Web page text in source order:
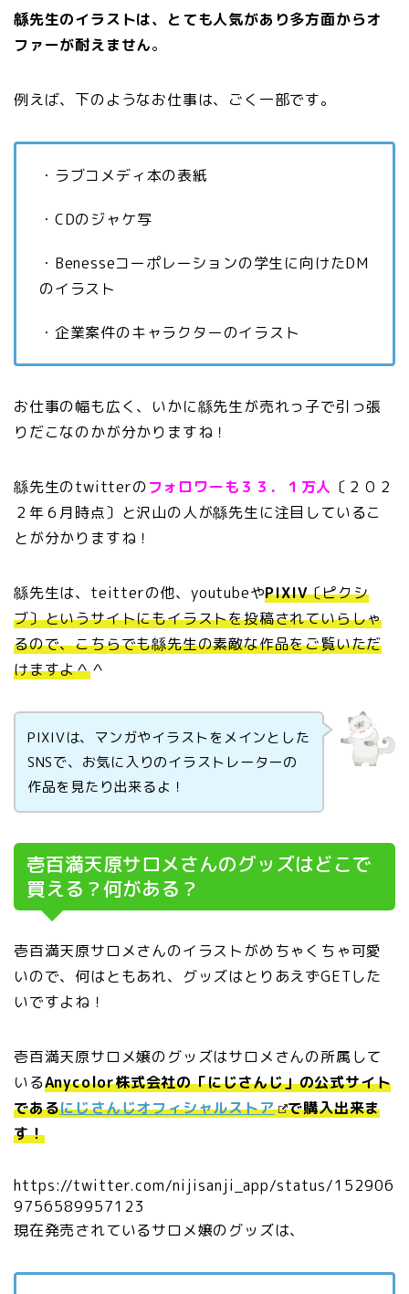
緜先生のイラストは、とても人気があり多方面からオ
ファーが耐えません。
例えば、下のようなお仕事は、ごく一部です。
・ラブコメディ本の表紙
・CDのジャケ写
・Benesseコーポレーションの学生に向けたDM
のイラスト
・企業案件のキャラクターのイラスト
お仕事の幅も広く、いかに緜先生が売れっ子で引っ張
りだこなのかが分かりますね！
緜先生のtwitterのフォロワーも３３．１万人 〔２０２
２年６月時点〕と沢山の人が緜先生に注目しているこ
とが分かりますね！
緜先生は、teitterの他、youtubeやPIXIV〔ピクシ
ブ〕というサイトにもイラストを投稿されていらしゃ
るので、こちらでも緜先生の素敵な作品をご覧いただ
けますよ＾＾
PIXIVは、マンガやイラストをメインとした
SNSで、お気に入りのイラストレーターの
作品を見たり出来るよ！
壱百満天原サロメさんのグッズはどこで
買える？何がある？
壱百満天原サロメさんのイラストがめちゃくちゃ可愛
いので、何はともあれ、グッズはとりあえずGETした
いですよね！
壱百満天原サロメ嬢のグッズはサロメさんの所属して
いるAnycolor株式会社の「にじさんじ」の公式サイト
であるにじさんじオフィシャルストア
で購入出来ま
す！
https://twitter.com/nijisanji_app/status/152906
9756589957123
現在発売されているサロメ嬢のグッズは、